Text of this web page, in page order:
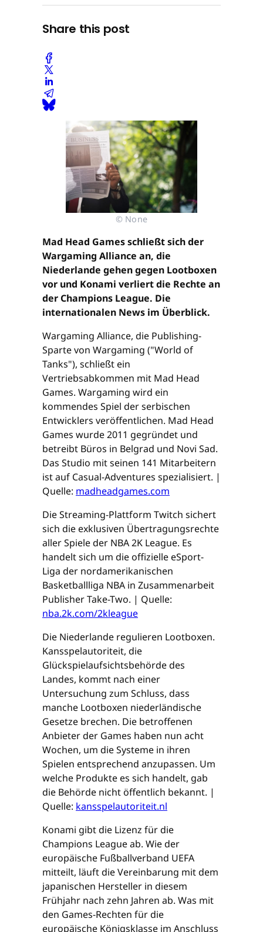
Share this post
© None
Mad Head Games schließt sich der
Wargaming Alliance an, die
Niederlande gehen gegen Lootboxen
vor und Konami verliert die Rechte an
der Champions League. Die
internationalen News im Überblick.
Wargaming Alliance, die Publishing-
Sparte von Wargaming ("World of
Tanks"), schließt ein
Vertriebsabkommen mit Mad Head
Games. Wargaming wird ein
kommendes Spiel der serbischen
Entwicklers veröffentlichen. Mad Head
Games wurde 2011 gegründet und
betreibt Büros in Belgrad und Novi Sad.
Das Studio mit seinen 141 Mitarbeitern
ist auf Casual-Adventures spezialisiert. |
Quelle: madheadgames.com
Die Streaming-Plattform Twitch sichert
sich die exklusiven Übertragungsrechte
aller Spiele der NBA 2K League. Es
handelt sich um die offizielle eSport-
Liga der nordamerikanischen
Basketballliga NBA in Zusammenarbeit
Publisher Take-Two. | Quelle:
nba.2k.com/2kleague
Die Niederlande regulieren Lootboxen.
Kansspelautoriteit, die
Glückspielaufsichtsbehörde des
Landes, kommt nach einer
Untersuchung zum Schluss, dass
manche Lootboxen niederländische
Gesetze brechen. Die betroffenen
Anbieter der Games haben nun acht
Wochen, um die Systeme in ihren
Spielen entsprechend anzupassen. Um
welche Produkte es sich handelt, gab
die Behörde nicht öffentlich bekannt. |
Quelle: kansspelautoriteit.nl
Konami gibt die Lizenz für die
Champions League ab. Wie der
europäische Fußballverband UEFA
mitteilt, läuft die Vereinbarung mit dem
japanischen Hersteller in diesem
Frühjahr nach zehn Jahren ab. Was mit
den Games-Rechten für die
europäische Königsklasse im Anschluss